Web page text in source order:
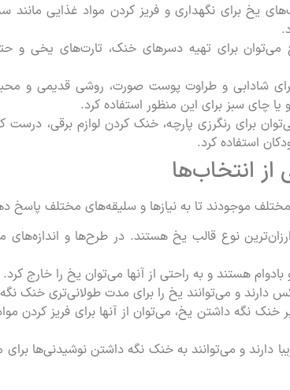
یخ برای نگهداری و فریز کردن مواد غذایی مانند
می‌توان برای تهیه دسرهای خنک، تارت‌های یخی
شادابی و طراوت پوست صورت، روشی قدیمی و
چای سبز برای این منظور استفاده کرد.
برای رنگرزی پارچه، خنک کردن لوازم برقی،
استفاده کرد.
از انتخاب‌ها
موجودند تا به نیازها و سلیقه‌های مختلف پاسخ
نوع قالب یخ هستند. در طرح‌ها و
بادوام هستند و به راحتی از آنها می‌توان یخ را خارج کرد.
دارند و می‌توانند یخ را برای مدت طولانی‌تری خنک نگه
خنک نگه داشتن یخ، می‌توان از آنها برای فریز کردن
دارند و می‌توانند به خنک نگه داشتن نوشیدنی‌ها